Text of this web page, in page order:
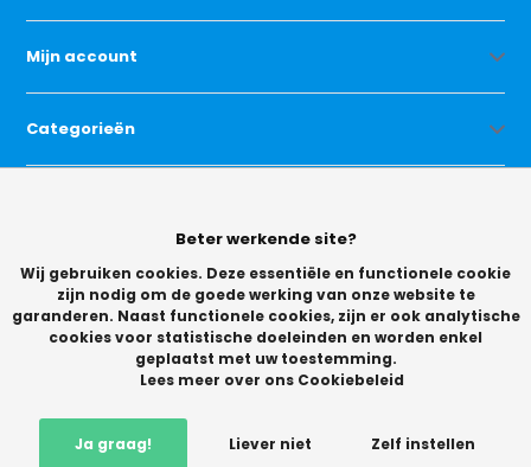
Mijn account
Categorieën
© Copyright 2026 -
Beter werkende site?
Wij gebruiken cookies. Deze essentiële en functionele cookie
zijn nodig om de goede werking van onze website te
garanderen. Naast functionele cookies, zijn er ook analytische
cookies voor statistische doeleinden en worden enkel
geplaatst met uw toestemming.
Lees meer over ons Cookiebeleid
Ja graag! Liever niet Zelf instellen